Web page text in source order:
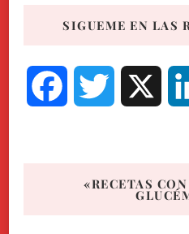
SIGUEME EN LAS
FacebookTwitter
«RECETAS